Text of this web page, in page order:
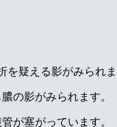
を疑える影がみられ
の影がみられます。
が塞がっています。